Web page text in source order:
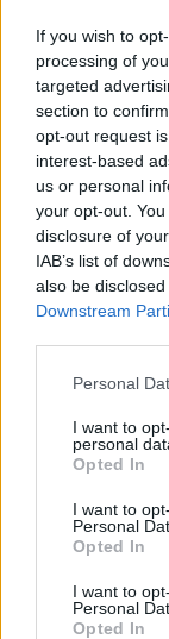
If you wish to
processing of
targeted
section to
opt-out request
interest-based
us or personal
your opt-out.
disclosure of
IAB’s list of
also be
Downstream
Please note that
not limited to
grant or deny
use your data
consent section.
Personal
I want to
personal
Opted In
I want to
Personal
Opted In
I want to
Personal
Opted In
Συνάντηση
του:
«Η Ελλάδα
την Ευρώπη και
16.07.2026 11:53
Παραίτηση
υπόθεση
λένε στο ΥΠΕΞ